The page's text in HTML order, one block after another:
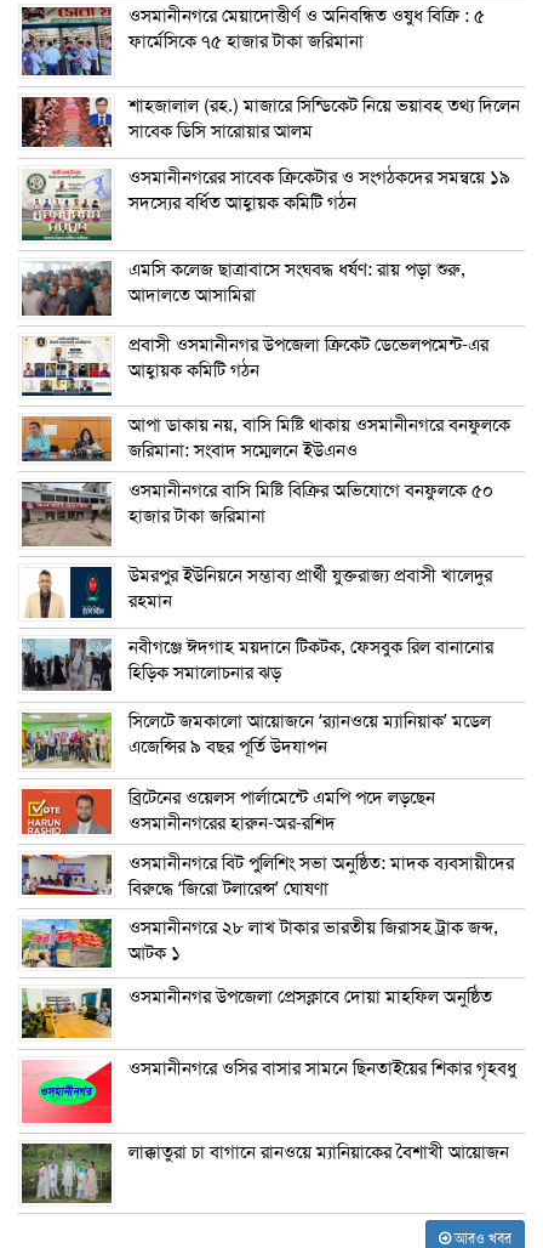
ওসমানীনগরে মেয়াদোত্তীর্ণ ও অনিবন্ধিত ওষুধ বিক্রি : ৫
ফার্মেসিকে ৭৫ হাজার টাকা জরিমানা
শাহজালাল (রহ.) মাজারে সিন্ডিকেট নিয়ে ভয়াবহ তথ্য দিলেন
সাবেক ডিসি সারোয়ার আলম
ওসমানীনগরের সাবেক ক্রিকেটার ও সংগঠকদের সমন্বয়ে ১৯
সদস্যের বর্ধিত আহ্বায়ক কমিটি গঠন
এম‌সি কলেজ ছাত্রাবাসে সংঘবদ্ধ ধর্ষণ: রায় পড়া শুরু,
আদালতে আসামিরা
প্রবাসী ওসমানীনগর উপজেলা ক্রিকেট ডেভেলপমেন্ট-এর
আহ্বায়ক কমিটি গঠন
আপা ডাকায় নয়, বাসি মিষ্টি থাকায় ওসমানীনগরে বনফুলকে
জরিমানা: সংবাদ সম্মেলনে ইউএনও
ওসমানীনগরে বাসি মিষ্টি বিক্রির অভিযোগে বনফুলকে ৫০
হাজার টাকা জরিমানা
উমরপুর ইউনিয়নে সম্ভাব্য প্রার্থী যুক্তরাজ্য প্রবাসী খালেদুর
রহমান
নবীগঞ্জে ঈদগাহ ময়দানে টিকটক, ফেসবুক রিল বানানোর
হিড়িক সমালোচনার ঝড়
সিলেটে জমকালো আয়োজনে ‘র‍্যানওয়ে ম্যানিয়াক’ মডেল
এজেন্সির ৯ বছর পূর্তি উদযাপন
ব্রিটেনের ওয়েলস পার্লামেন্টে এমপি পদে লড়ছেন
ওসমানীনগরের হারুন-অর-রশিদ
ওসমানীনগরে বিট পুলিশিং সভা অনুষ্ঠিত: মাদক ব্যবসায়ীদের
বিরুদ্ধে ‘জিরো টলারেন্স’ ঘোষণা
ওসমানীনগরে ২৮ লাখ টাকার ভারতীয় জিরাসহ ট্রাক জব্দ,
আটক ১
ওসমানীনগর উপজেলা প্রেসক্লাবে দোয়া মাহফিল অনুষ্ঠিত
ওসমানীনগরে ওসির বাসার সামনে ছিনতাইয়ের শিকার গৃহবধু
লাক্কাতুরা চা বাগানে রানওয়ে ম্যানিয়াকের বৈশাখী আয়োজন
আরও খবর